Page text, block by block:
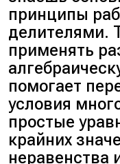
принимает
a$.
имеет
Ответ : да.
принципы
делителями.
применять
помогает
условия
простые
крайних
неравенства